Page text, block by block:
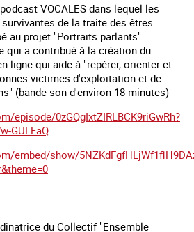
VOCALES dans lequel les
de la traite des êtres
au projet "Portraits parlants"
qui a contribué à la création du
ligne qui aide à "repérer, orienter et
victimes d'exploitation et de
(bande son d'environ 18 minutes)
episode/0zGQgIxtZIRLBCK9riGwRh?
GULFaQ
embed/show/
du Collectif "Ensemble